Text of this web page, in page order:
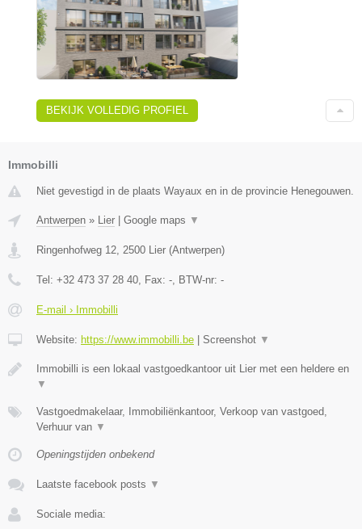
BEKIJK VOLLEDIG PROFIEL
Immobilli
Niet gevestigd in de plaats Wayaux en in de provincie Henegouwen.
Antwerpen » Lier | Google maps ▼
Ringenhofweg 12 2500 Lier (Antwerpen)
Tel: +32 473 37 28 40 , Fax: - , BTW-nr: -
E-mail › Immobilli
Website: https://www.immobilli.be | Screenshot ▼
Immobilli is een lokaal vastgoedkantoor uit Lier met een heldere en
▼
Vastgoedmakelaar, Immobiliënkantoor, Verkoop van vastgoed,
Verhuur van ▼
Openingstijden onbekend
Laatste facebook posts ▼
Sociale media: